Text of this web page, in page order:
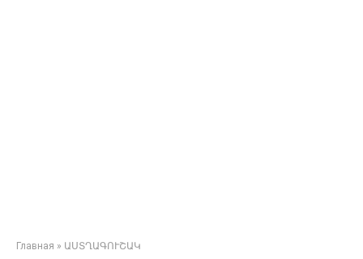
Главная » ԱՍՏՂԱԳՈՒՇԱԿ